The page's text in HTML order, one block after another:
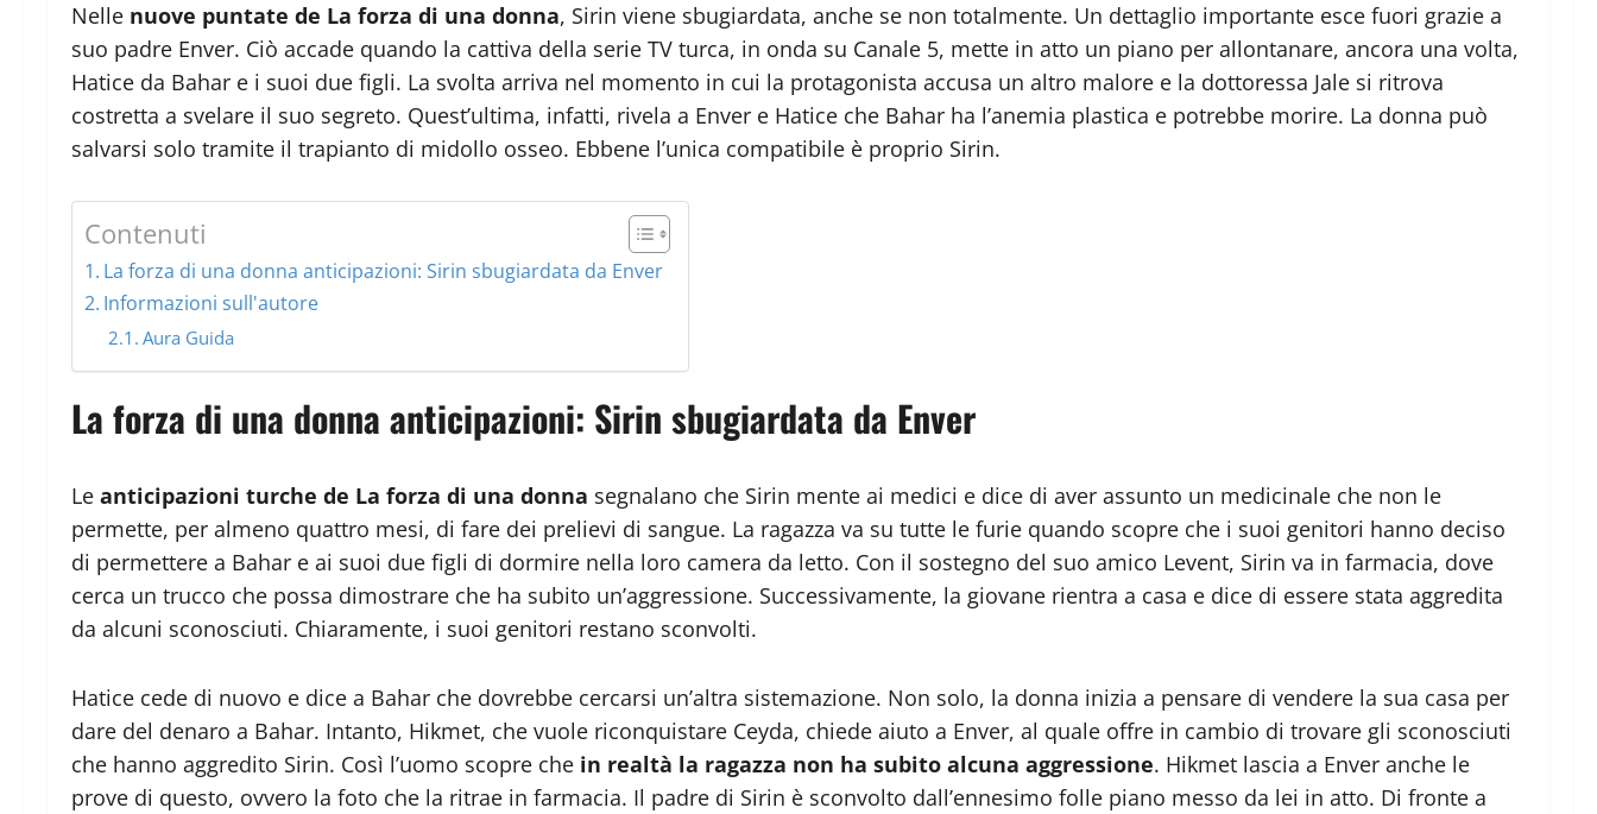
Nelle nuove puntate de La forza di una donna, Sirin viene sbugiardata, anche se non totalmente. Un dettaglio importante esce fuori grazie a
suo padre Enver. Ciò accade quando la cattiva della serie TV turca, in onda su Canale 5, mette in atto un piano per allontanare, ancora una volta,
Hatice da Bahar e i suoi due figli. La svolta arriva nel momento in cui la protagonista accusa un altro malore e la dottoressa Jale si ritrova
costretta a svelare il suo segreto. Quest’ultima, infatti, rivela a Enver e Hatice che Bahar ha l’anemia plastica e potrebbe morire. La donna può
salvarsi solo tramite il trapianto di midollo osseo. Ebbene l’unica compatibile è proprio Sirin.
Contenuti
La forza di una donna anticipazioni: Sirin sbugiardata da Enver
Informazioni sull'autore
Aura Guida
La forza di una donna anticipazioni: Sirin sbugiardata da Enver
Le anticipazioni turche de La forza di una donna segnalano che Sirin mente ai medici e dice di aver assunto un medicinale che non le
permette, per almeno quattro mesi, di fare dei prelievi di sangue. La ragazza va su tutte le furie quando scopre che i suoi genitori hanno deciso
di permettere a Bahar e ai suoi due figli di dormire nella loro camera da letto. Con il sostegno del suo amico Levent, Sirin va in farmacia, dove
cerca un trucco che possa dimostrare che ha subito un’aggressione. Successivamente, la giovane rientra a casa e dice di essere stata aggredita
da alcuni sconosciuti. Chiaramente, i suoi genitori restano sconvolti.
Hatice cede di nuovo e dice a Bahar che dovrebbe cercarsi un’altra sistemazione. Non solo, la donna inizia a pensare di vendere la sua casa per
dare del denaro a Bahar. Intanto, Hikmet, che vuole riconquistare Ceyda, chiede aiuto a Enver, al quale offre in cambio di trovare gli sconosciuti
che hanno aggredito Sirin. Così l’uomo scopre che in realtà la ragazza non ha subito alcuna aggressione. Hikmet lascia a Enver anche le
prove di questo, ovvero la foto che la ritrae in farmacia. Il padre di Sirin è sconvolto dall’ennesimo folle piano messo da lei in atto. Di fronte a